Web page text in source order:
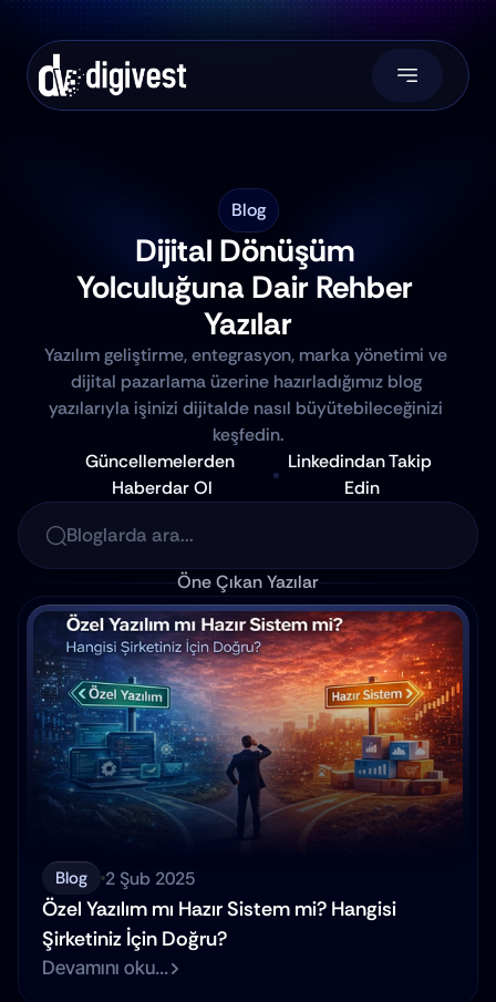
Blog
Dijital Dönüşüm
Yolculuğuna Dair Rehber
Yazılar
Yazılım geliştirme, entegrasyon, marka yönetimi ve
dijital pazarlama üzerine hazırladığımız blog
yazılarıyla işinizi dijitalde nasıl büyütebileceğinizi
keşfedin.
Güncellemelerden
Haberdar Ol
Linkedindan Takip
Edin
Bloglarda ara...
Öne Çıkan Yazılar
Blog 2 Şub 2025
Özel Yazılım mı Hazır Sistem mi? Hangisi
Şirketiniz İçin Doğru?
Devamını oku...